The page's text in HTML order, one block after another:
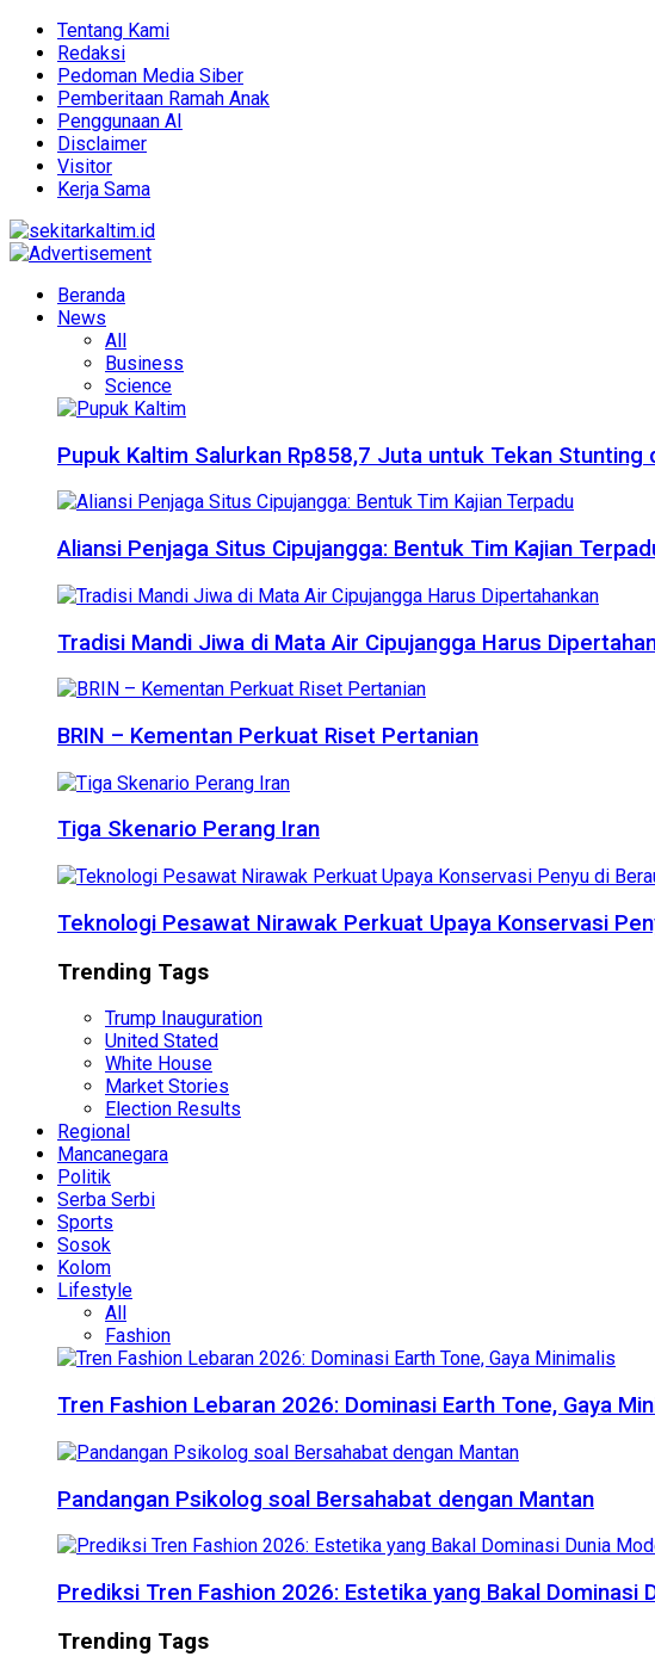
Tentang Kami
Redaksi
Pedoman Media Siber
Pemberitaan Ramah Anak
Penggunaan AI
Disclaimer
Visitor
Kerja Sama
Beranda
News
All
Business
Science
Pupuk Kaltim Salurkan Rp858,7 Juta untuk Tekan Stunting
Aliansi Penjaga Situs Cipujangga: Bentuk Tim Kajian
Tradisi Mandi Jiwa di Mata Air Cipujangga Harus
BRIN – Kementan Perkuat Riset Pertanian
Tiga Skenario Perang Iran
Teknologi Pesawat Nirawak Perkuat Upaya Konservasi
Trending Tags
Trump Inauguration
United Stated
White House
Market Stories
Election Results
Regional
Mancanegara
Politik
Serba Serbi
Sports
Sosok
Kolom
Lifestyle
All
Fashion
Tren Fashion Lebaran 2026: Dominasi Earth Tone, Gaya
Pandangan Psikolog soal Bersahabat dengan Mantan
Prediksi Tren Fashion 2026: Estetika yang Bakal Dominasi
Trending Tags